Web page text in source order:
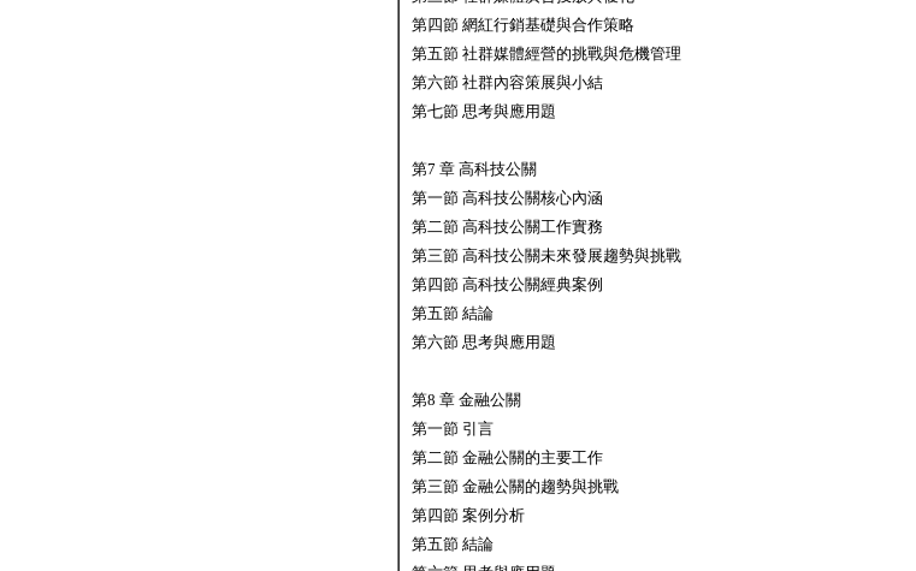
第四節 網紅行銷基礎與合作策略
第五節 社群媒體經營的挑戰與危機管理
第六節 社群內容策展與小結
第七節 思考與應用題
第7 章 高科技公關
第一節 高科技公關核心內涵
第二節 高科技公關工作實務
第三節 高科技公關未來發展趨勢與挑戰
第四節 高科技公關經典案例
第五節 結論
第六節 思考與應用題
第8 章 金融公關
第一節 引言
第二節 金融公關的主要工作
第三節 金融公關的趨勢與挑戰
第四節 案例分析
第五節 結論